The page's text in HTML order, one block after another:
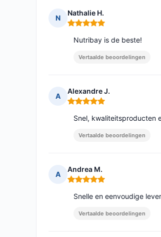
N
Nathalie H.
Opmerking: 5 van 5
Nutribay is de beste!
Vertaalde beoordelingen
A
Alexandre J.
Opmerking: 5 van 5
Snel, kwaliteitsproducten
Vertaalde beoordelingen
A
Andrea M.
Opmerking: 5 van 5
Snelle en eenvoudige
Vertaalde beoordelingen